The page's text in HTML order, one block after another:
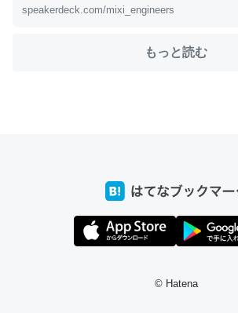
ちょうど同じ理由でEcho Show 8を設定
り時間を日数にすると1週間とかの人が多
たいなのでネット環境作ったけどAlexaし
回線代ほとんどかからないですよ。参考
speakerdeck.com/mixi_engineers
もっと読む
© Hatena